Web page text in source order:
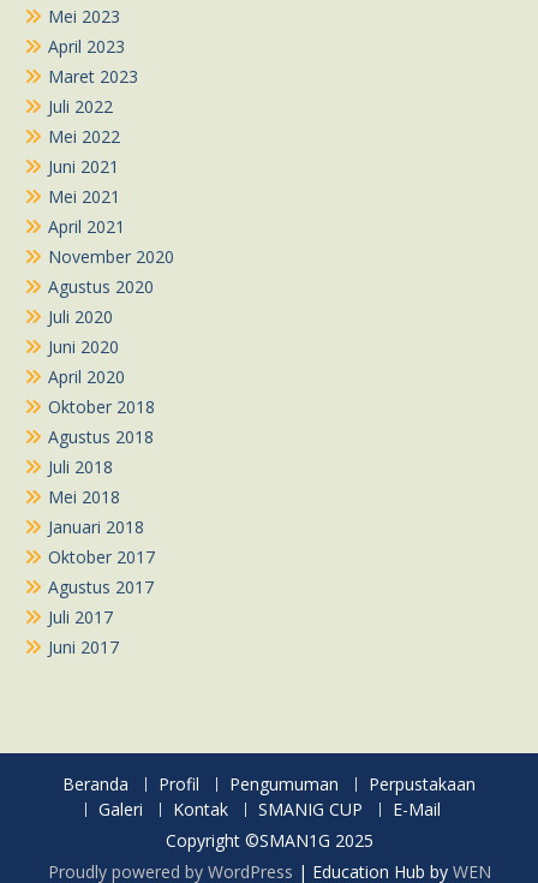
Mei 2023
April 2023
Maret 2023
Juli 2022
Mei 2022
Juni 2021
Mei 2021
April 2021
November 2020
Agustus 2020
Juli 2020
Juni 2020
April 2020
Oktober 2018
Agustus 2018
Juli 2018
Mei 2018
Januari 2018
Oktober 2017
Agustus 2017
Juli 2017
Juni 2017
Beranda Profil Pengumuman
Perpustakaan
Galeri
Kontak SMANIG CUP
E-Mail
Copyright ©SMAN1G 2025
Proudly powered by WordPress | Education Hub by WEN